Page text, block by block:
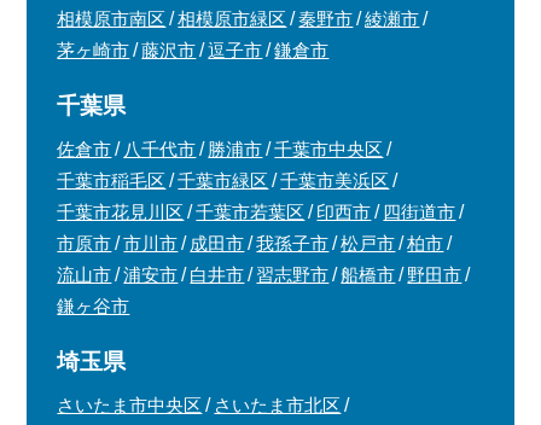
相模原市南区
相模原市緑区 秦野市
綾瀬市
茅ヶ崎市
藤沢市 逗子市 鎌倉市
千葉県
佐倉市 八千代市 勝浦市
千葉市中央区
千葉市稲毛区
千葉市緑区
千葉市美浜区
千葉市花見川区
千葉市若葉区 印西市
四街道市
市原市
市川市 成田市 我孫子市 松戸市
柏市
流山市
浦安市 白井市 習志野市 船橋市
野田市
鎌ヶ谷市
埼玉県
さいたま市中央区
さいたま市北区